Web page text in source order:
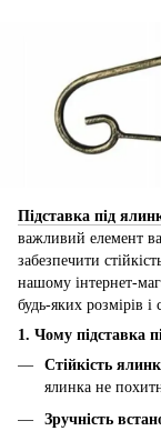
Підставка під
важливий елемент
забезпечити
нашому інтернет-
будь-яких розмірів і
1. Чому підставка
Стійкість
ялинка не
Зручність